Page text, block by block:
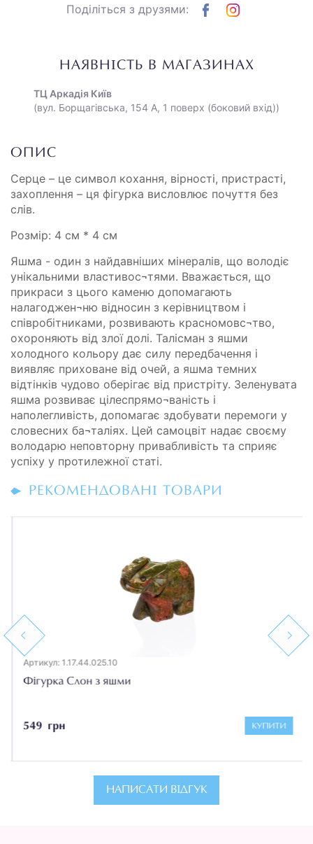
Поділіться з друзями:
НАЯВНІСТЬ В МАГАЗИНАХ
ТЦ Аркадія Київ
(вул. Борщагівська, 154 А, 1 поверх (боковий вхід))
ОПИС
Серце – це символ кохання, вірності, пристрасті,
захоплення – ця фігурка висловлює почуття без
слів.
Розмір: 4 см * 4 см
Яшма - один з найдавніших мінералів, що володіє
унікальними властивос¬тями. Вважається, що
прикраси з цього каменю допомагають
налагоджен¬ню відносин з керівництвом і
співробітниками, розвивають красномовс¬тво,
охороняють від злої долі. Талісман з яшми
холодного кольору дає силу передбачення і
виявляє приховане від очей, а яшма темних
відтінків чудово оберігає від пристріту. Зеленувата
яшма розвиває цілеспрямо¬ваність і
наполегливість, допомагає здобувати перемоги у
словесних ба¬таліях. Цей самоцвіт надає своєму
володарю неповторну привабливість та сприяє
успіху у протилежної статі.
РЕКОМЕНДОВАНІ ТОВАРИ
Previous
Артикул: 1.17.44.025.10
Фігурка Слон з яшми
549 грн КУПИТИ
Next
НАПИСАТИ ВІДГУК